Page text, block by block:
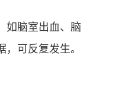
如脑室出血、脑
，可反复发生。